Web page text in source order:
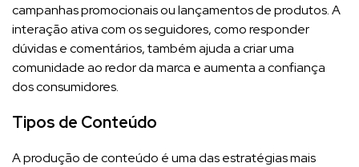
campanhas promocionais ou lançamentos de produtos. A
interação ativa com os seguidores, como responder
dúvidas e comentários, também ajuda a criar uma
comunidade ao redor da marca e aumenta a confiança
dos consumidores.
Tipos de Conteúdo
A produção de conteúdo é uma das estratégias mais